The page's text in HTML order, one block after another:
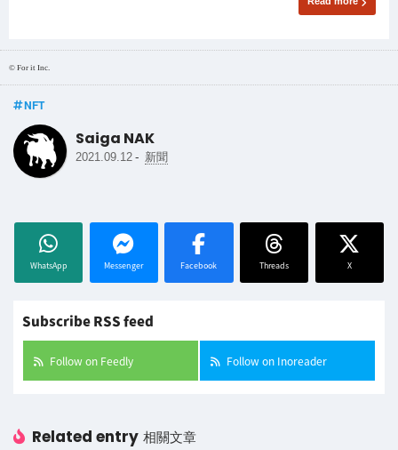
© For it Inc.
NFT
Saiga NAK
2021.09.12 - 新聞
WhatsApp Messenger Facebook Threads X
Subscribe RSS feed
Follow on Feedly Follow on Inoreader
Related entry 相關文章